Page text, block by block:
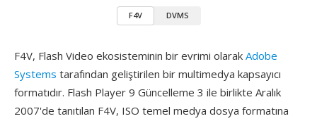
F4V DVMS
F4V, Flash Video ekosisteminin bir evrimi olarak Adobe
Systems tarafından geliştirilen bir multimedya kapsayıcı
formatıdır. Flash Player 9 Güncelleme 3 ile birlikte Aralık
2007'de tanıtılan F4V, ISO temel medya dosya formatına